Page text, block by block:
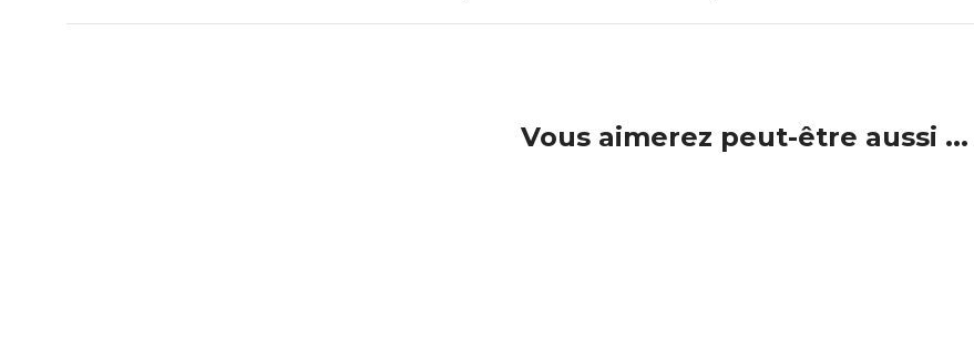
Vous aimerez peut-être aussi ...